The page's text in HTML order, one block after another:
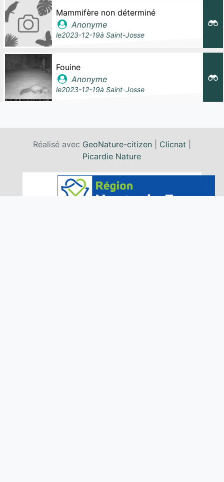
Mammifère non déterminé
Anonyme
le2023-12-19à Saint-Josse
Fouine
Anonyme
le2023-12-19à Saint-Josse
le 2023-12-18àSaint-Josse
Hérisson d'Europe
Anonyme
le 2023-09-07àCompiègne
Réalisé avec GeoNature-citizen| Clicnat
Picardie Nature